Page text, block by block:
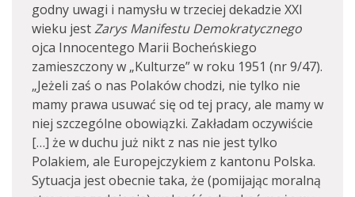
godny uwagi i namysłu w trzeciej dekadzie XXI
wieku jestZarys Manifestu Demokratycznego
ojca Innocentego Marii Bocheńskiego
zamieszczony w „Kulturze” w roku 1951 (nr 9/47).
„Jeżeli zaś o nas Polaków chodzi, nie tylko nie
mamy prawa usuwać się od tej pracy, ale mamy w
niej szczególne obowiązki. Zakładam oczywiście
[…] że w duchu już nikt z nas nie jest tylko
Polakiem, ale Europejczykiem z kantonu Polska.
Sytuacja jest obecnie taka, że (pomijając moralną